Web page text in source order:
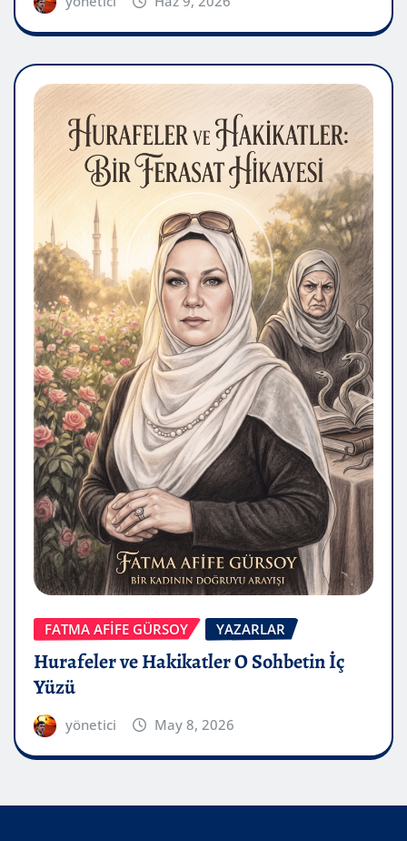
FATMA AFİFE GÜRSOY YAZARLAR
Hurafeler ve Hakikatler O Sohbetin İç
Yüzü
yönetici May 8, 2026